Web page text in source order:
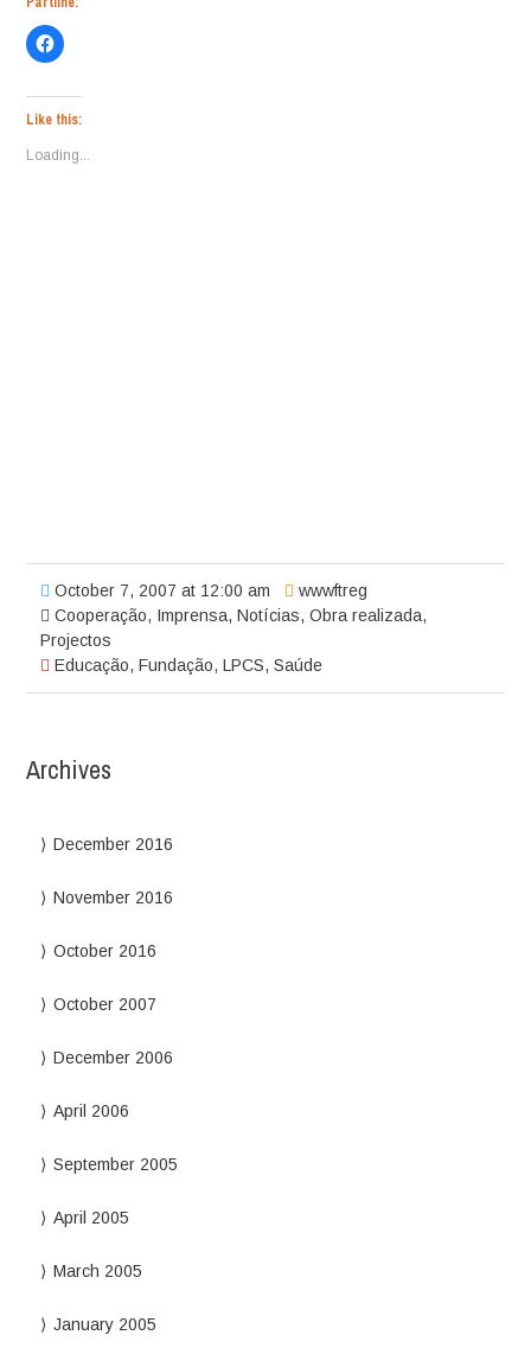
Click
to
Facebook
(Opens
new
window)
Like this:
Loading...
October 7, 2007 at 12:00 am
Cooperação, Imprensa,Notícias,Obra realizada,
Projectos
Educação,Fundação,LPCS,Saúde
wwwftreg
Archives
December 2016
November 2016
October 2016
October 2007
December 2006
April 2006
September 2005
April 2005
March 2005
January 2005